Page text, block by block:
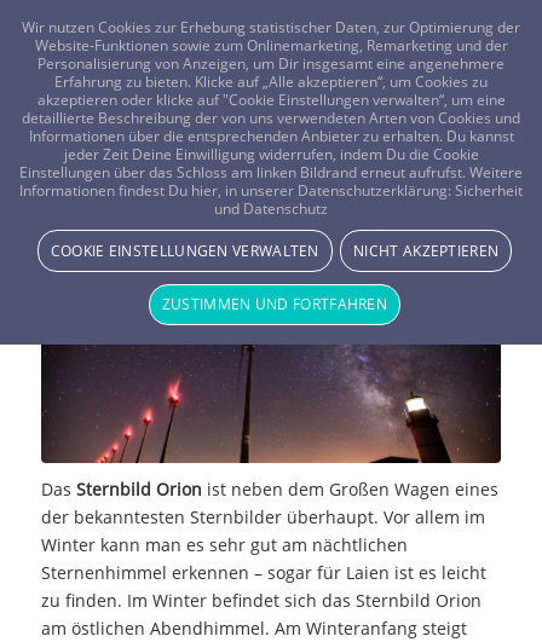
FRAGEN? KOSTENLOS ANRUFEN: 0800-8478266
Das Sternbild: Orion
Das Sternbild Orion ist neben dem Großen Wagen eines
der bekanntesten Sternbilder überhaupt. Vor allem im
Winter kann man es sehr gut am nächtlichen
Sternenhimmel erkennen – sogar für Laien ist es leicht
zu finden. Im Winter befindet sich das Sternbild Orion
am östlichen Abendhimmel. Am Winteranfang steigt
Wir nutzen Cookies zur Erhebung statistischer Daten, zur Optimierung der
Website-Funktionen sowie zum Onlinemarketing, Remarketing und der
Personalisierung von Anzeigen, um Dir insgesamt eine angenehmere
Erfahrung zu bieten. Klicke auf „Alle akzeptieren“, um Cookies zu
akzeptieren oder klicke auf "Cookie Einstellungen verwalten“, um eine
detaillierte Beschreibung der von uns verwendeten Arten von Cookies und
Informationen über die entsprechenden Anbieter zu erhalten. Du kannst
jeder Zeit Deine Einwilligung widerrufen, indem Du die Cookie
Einstellungen über das Schloss am linken Bildrand erneut aufrufst. Weitere
Informationen findest Du hier, in unserer Datenschutzerklärung: Sicherheit
und Datenschutz
COOKIE EINSTELLUNGEN VERWALTEN NICHT AKZEPTIEREN
ZUSTIMMEN UND FORTFAHREN